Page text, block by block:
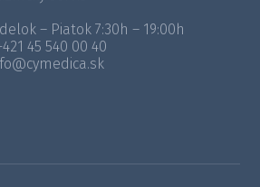
– Piatok 7:30h – 19:00h
45 540 00 40